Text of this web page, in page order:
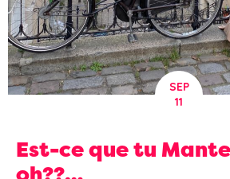
SEP
11
Est-ce que tu